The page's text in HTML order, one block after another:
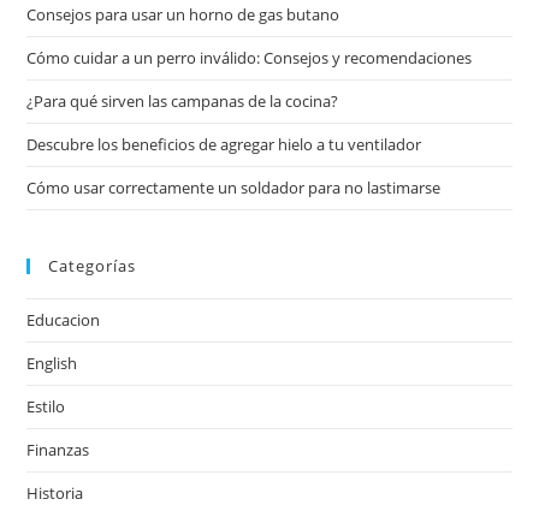
Consejos para usar un horno de gas butano
Cómo cuidar a un perro inválido: Consejos y recomendaciones
¿Para qué sirven las campanas de la cocina?
Descubre los beneficios de agregar hielo a tu ventilador
Cómo usar correctamente un soldador para no lastimarse
Categorías
Educacion
English
Estilo
Finanzas
Historia